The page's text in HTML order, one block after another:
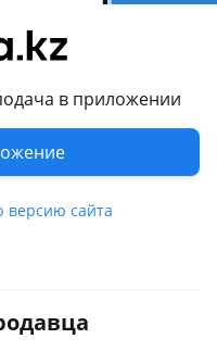
в приложении
версию сайта
971